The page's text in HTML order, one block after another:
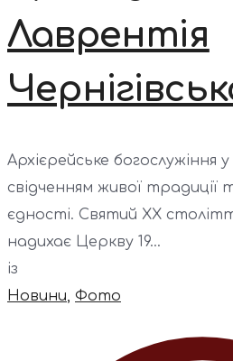
Лаврентія
Архієрейське богослужіння
свідченням живої традиції
єдності. Святий ХХ
надихає Церкву 19...
із
Новини, Фото